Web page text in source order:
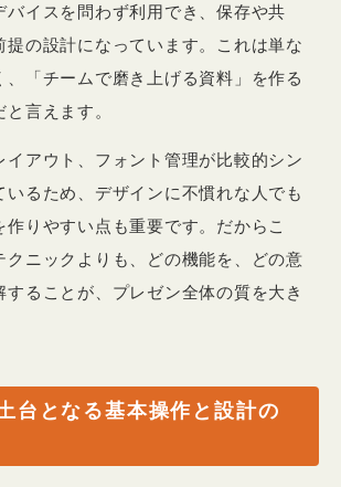
バイスを問わず利用でき、保存や共
提の設計になっています。これは単な
、「チームで磨き上げる資料」を作る
言えます。
イアウト、フォント管理が比較的シン
いるため、デザインに不慣れな人でも
りやすい点も重要です。だからこ
クニックよりも、どの機能を、どの意
することが、プレゼン全体の質を大き
台となる基本操作と設計の